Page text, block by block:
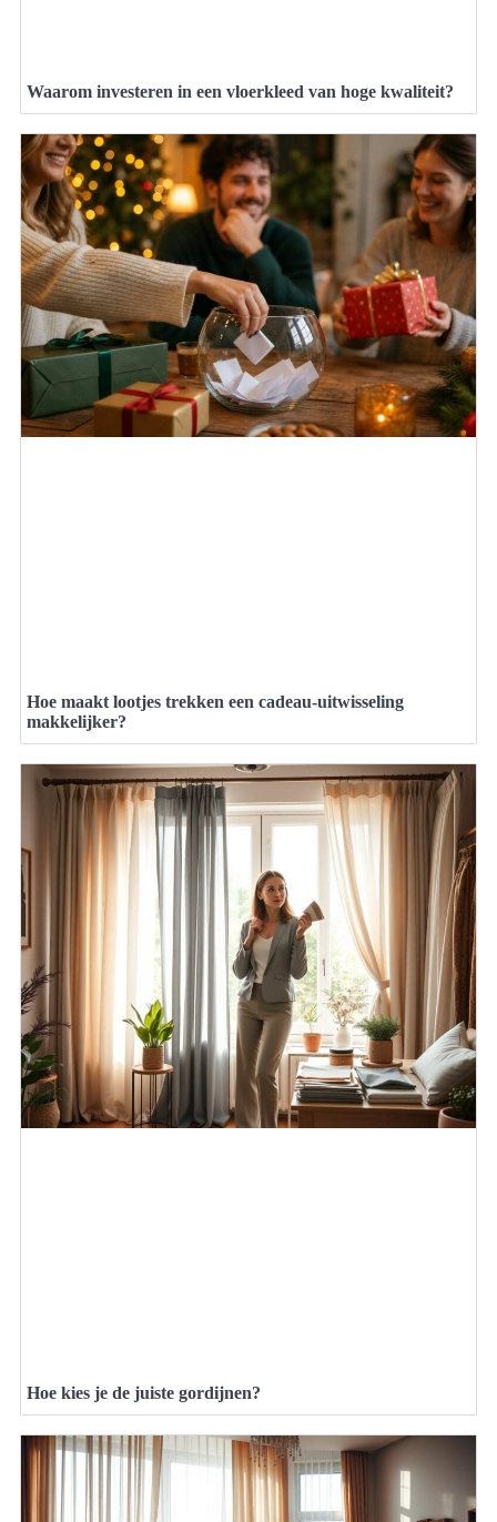
Waarom investeren in een vloerkleed van hoge kwaliteit?
Hoe maakt lootjes trekken een cadeau-uitwisseling
makkelijker?
Hoe kies je de juiste gordijnen?